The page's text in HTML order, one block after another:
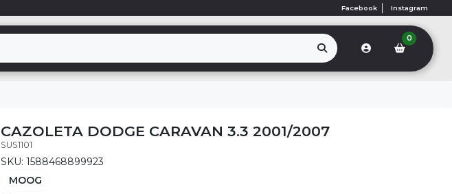
Facebook Instagram
0
CAZOLETA DODGE CARAVAN 3.3 2001/2007
SUS1101
SKU: 1588468899923
MOOG